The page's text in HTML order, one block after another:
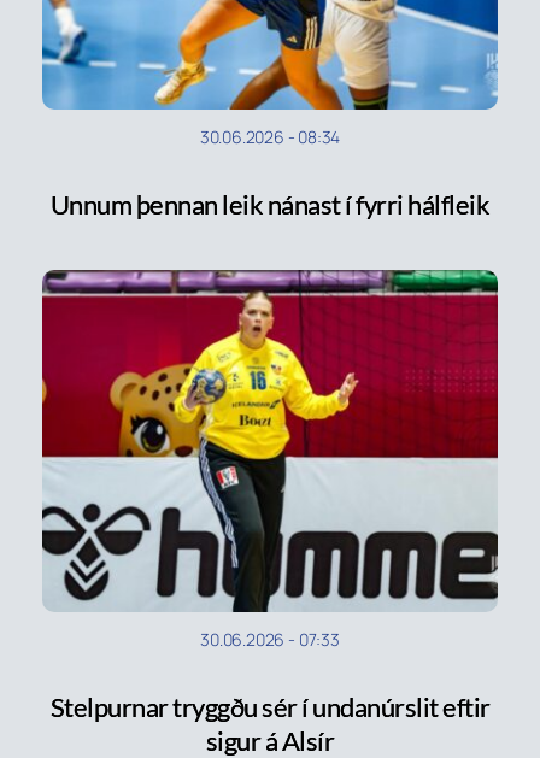
30.06.2026 - 08:34
Unnum þennan leik nánast í fyrri hálfleik
30.06.2026 - 07:33
Stelpurnar tryggðu sér í undanúrslit eftir
sigur á Alsír